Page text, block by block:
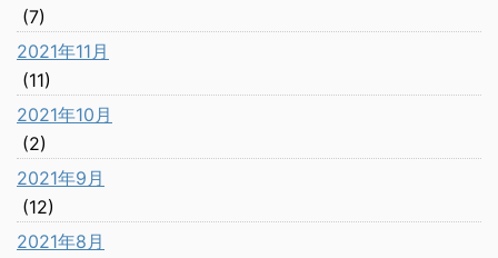
(7)
2021年11月
(11)
2021年10月
(2)
2021年9月
(12)
2021年8月